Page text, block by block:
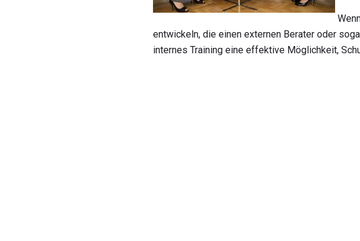
entwickeln, die einen externen Berater oder
internes Training eine effektive Möglichkeit,